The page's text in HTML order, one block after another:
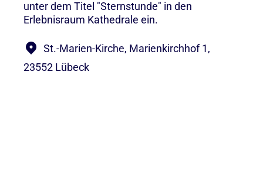
unter dem Titel "Sternstunde" in den
Erlebnisraum Kathedrale ein.
St.-Marien-Kirche, Marienkirchhof 1,
23552 Lübeck